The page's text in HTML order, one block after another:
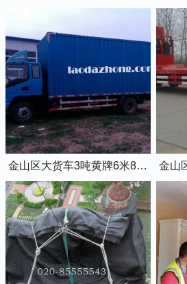
金山区大货车3吨黄牌6米8的厢式货车